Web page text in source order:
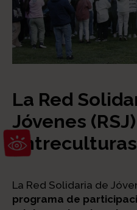
Abrir barra de herramientas
La Red
Jóvenes
Entreculturas
La Red Solidaria de
programa de